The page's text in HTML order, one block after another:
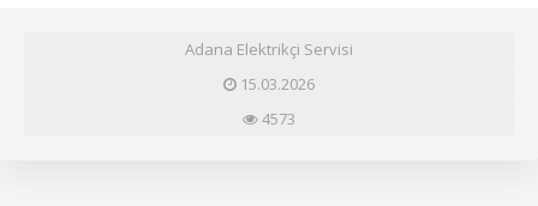
Adana Elektrikçi Servisi
15.03.2026
4573